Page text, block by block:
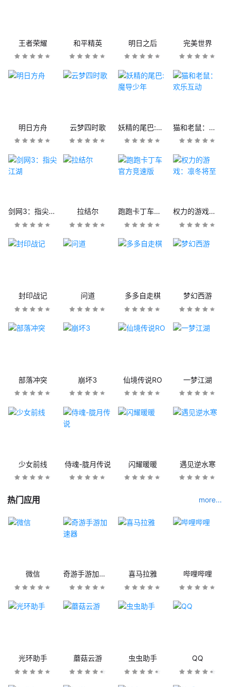
王者荣耀 和平精英 明日之后 完美世界
明日方舟 云梦四时歌 妖精的尾巴:魔导少年 猫和老鼠：欢乐互动
剑网3：指尖江湖 拉结尔 跑跑卡丁车官方竞速版 权力的游戏：凛冬将至
封印战记 问道 多多自走棋 梦幻西游
部落冲突 崩坏3 仙境传说RO 一梦江湖
少女前线 侍魂-胧月传说 闪耀暖暖 遇见逆水寒
热门应用 more...
微信 奇游手游加速器 喜马拉雅 哔哩哔哩
光环助手 蘑菇云游 虫虫助手 QQ